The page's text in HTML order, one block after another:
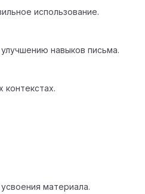
использование.
навыков письма.
контекстах.
материала.